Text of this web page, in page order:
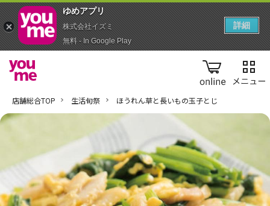
online
店舗総合TOP 生活旬祭 ほうれん草と長いもの玉子とじ
ゆめアプ‪リ‬
株式会社イズミ
無料 - In Google Play
詳細